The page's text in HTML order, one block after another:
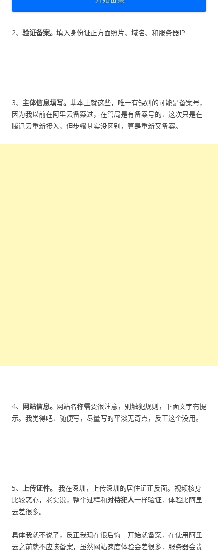
2、 验证备案。 填入身份证正方面照片、域名、和服务器IP
3、 主体信息填写。 基本上就这些，唯一有缺别的可能是备案号，
因为我以前在阿里云备案过，在管局是有备案号的，这次只是在
腾讯云重新接入，但步骤其实没区别，算是重新又备案。
4、 网站信息。 网站名称需要很注意，别触犯规则，下面文字有提
示。我觉得吧，随便写，尽量写的平淡无奇点，反正这个没用。
5、 上传证件。
我在深圳，上传深圳的居住证正反面。视频核身
比较恶心，老实说，整个过程和对待犯人一样验证，体验比阿里
云差很多。
具体我就不说了，反正我现在很后悔一开始就备案，在使用阿里
云之前就不应该备案，虽然网站速度体验会差很多，服务器会贵